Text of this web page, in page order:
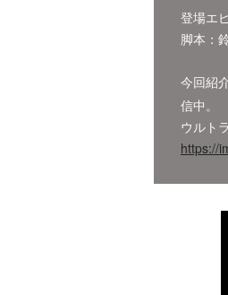
登場エ
脚本：
今回紹
信中。
ウルト
https://